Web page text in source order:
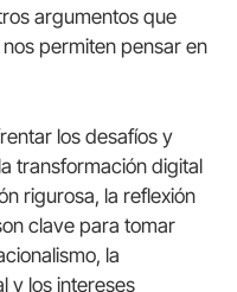
argumentos que
permiten pensar en
los desafíos y
transformación digital
rigurosa, la reflexión
clave para tomar
la
y los intereses